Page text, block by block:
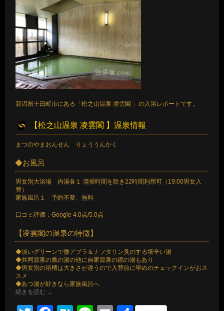
新潟県十日町市にある「松之山温泉 凌雲閣 」の入浴レポートです。
【松之山温泉 凌雲閣 】温泉情報
まつのやまおんせん りょううんかく
◆お風呂
男女別大浴場 内湯各１ 清掃時間を除き22時間利用可（19:00男女入
替）
家族風呂１ 予約不要、無料
口コミ評価：Google 4.0点/5.0点
【凌雲閣の温泉の特徴】
◆淡いグリーンで微アブラ＆ナフタリン臭のする塩辛い湯
◆共同源泉の鷹の湯の他に自家源泉の鏡の湯もあり
◆男女別の浴槽は大きさが違うので入替前に早めのチェックインがおス
スメ
◆あつ湯が好きなら家族風呂へ
続きを読む →